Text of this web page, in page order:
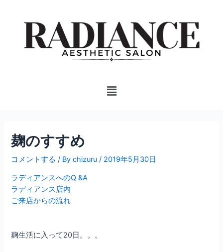
Menu
麹のすすめ
コメントする / Bychizuru/ 2019年5月30日
ラディアンスへのQ &A
ラディアンス店内
ご来店からの流れ
麹生活に入って20日。。。
ビ
ゲ